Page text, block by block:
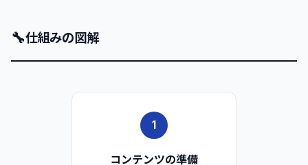
🔧仕組みの図解
1
コンテンツの準備